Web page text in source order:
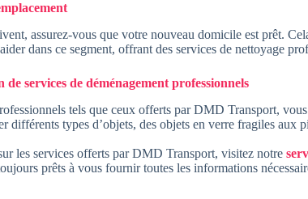
assurez-vous que votre nouveau domicile est prêt.
dans ce segment, offrant des services de nettoyage
de services de déménagement professionnels
tels que ceux offerts par DMD Transport,
différents types d’objets, des objets en verre fragiles aux
les services offerts par DMD Transport, visitez notre
prêts à vous fournir toutes les informations